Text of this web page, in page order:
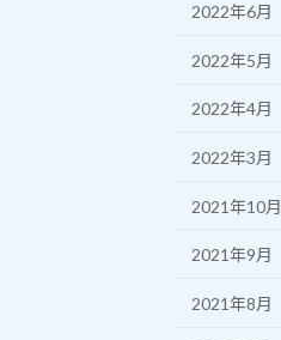
2022年6月
2022年5月
2022年4月
2022年3月
2021年10月
2021年9月
2021年8月